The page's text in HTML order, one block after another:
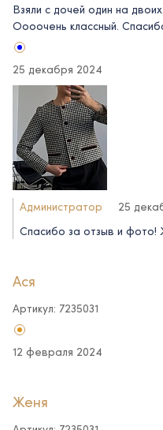
Взяли с дочей один на
Оооочень классный.
25 декабря 2024
Администратор
25
Спасибо за отзыв и
Ася
Артикул: 7235031
12 февраля 2024
Женя